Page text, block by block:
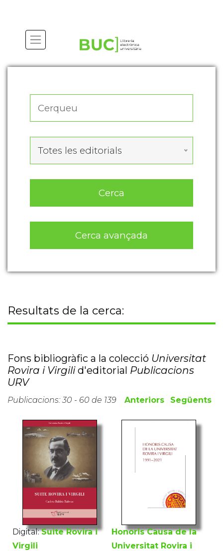
Totes les editorials
Cerca
Cerca avançada
Resultats de la cerca:
Fons bibliogràfic a la colecció Universitat
Rovira i Virgilid'editorial Publicacions
URV
Publicacions: 30 - 60 de 139 Anteriors Següents
Digital: Suite Rovira i
Virgili
Honoris Causa de la
Universitat Rovira i